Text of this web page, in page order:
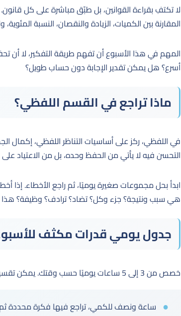
لا تكتفِ بقراءة القوانين، بل طبّق مباشرة على كل
المقارنة بين الكميات، الزيادة والنقصان، النسبة
المهم في هذا الأسبوع أن تفهم طريقة التفكير، لا
أسرع؟ هل يمكن تقدير الإجابة دون حساب طويل؟
ماذا تراجع في القسم اللفظي؟
في اللفظي، ركز على أساسيات التناظر اللفظي، إكمال
التحسن فيه لا يأتي من الحفظ وحده، بل من الاعتياد
ابدأ بحل مجموعات صغيرة يوميًا، ثم راجع الأخطاء. إذا
هي سبب ونتيجة؟ جزء وكل؟ تضاد؟ ترادف؟ وظيفة؟ هذا
جدول يومي قدرات مكثف
خصص من 3 إلى 5 ساعات يوميًا حسب وقتك. يمكن تقسيم اليوم كالتالي:
ساعة ونصف للكمي، تراجع فيها فكرة محددة ثم